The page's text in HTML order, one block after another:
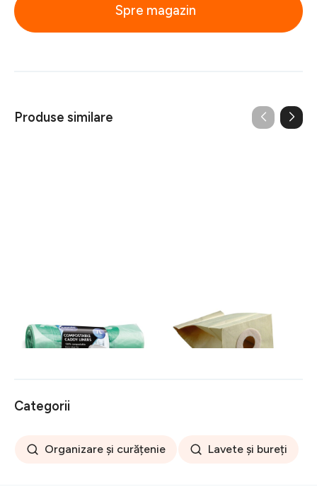
Spre magazin
Produse similare
32 lei
unică folosință 5 buc. –
Rayen
90 lei
Categorii
Organizare și curățenie Lavete și bureți